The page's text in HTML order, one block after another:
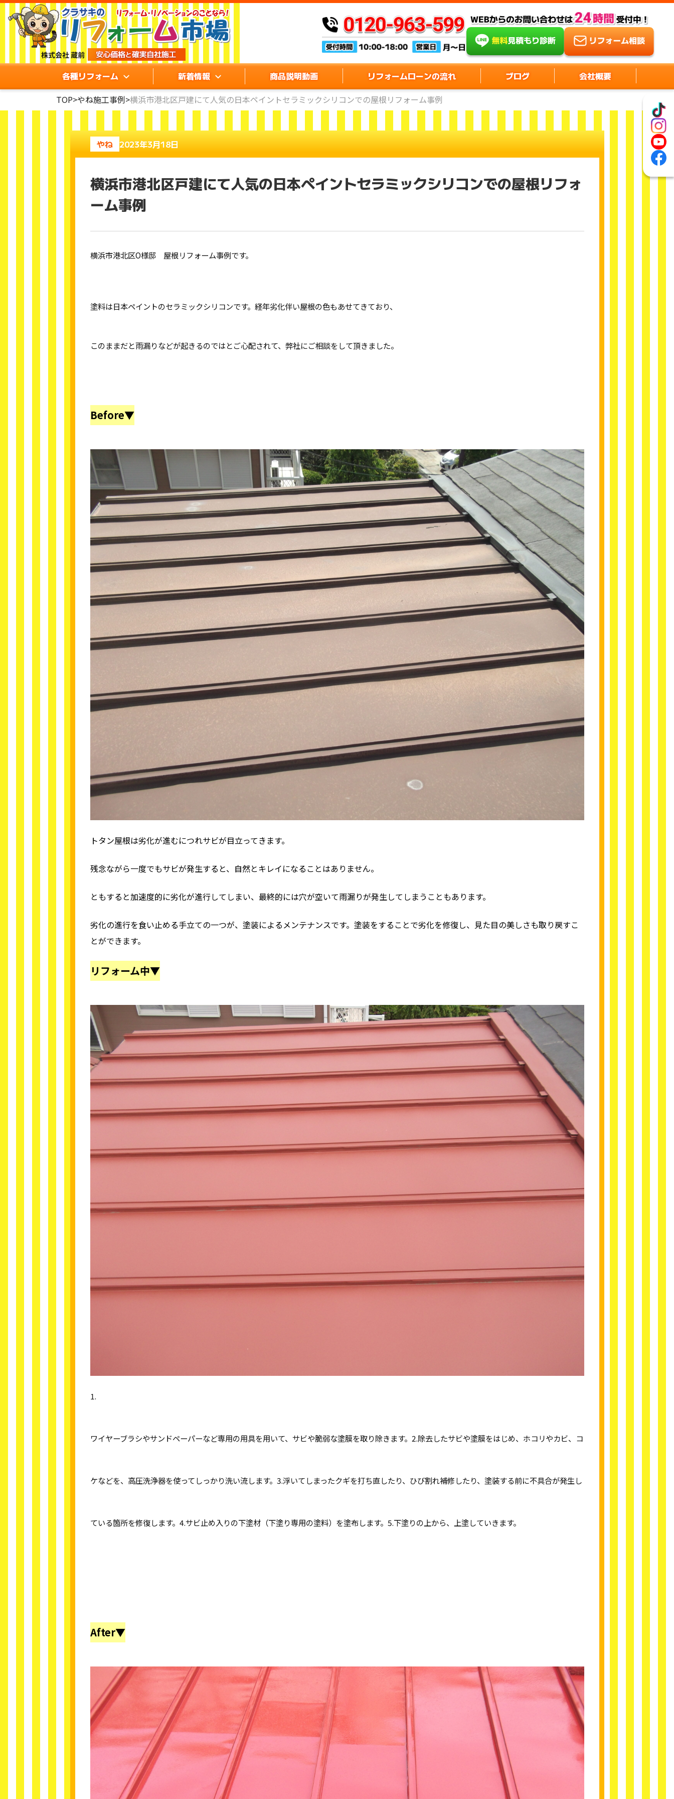
各種リフォーム 新着情報 商品説明動画 リフォームローンの流れ ブログ
会社概要
TOP>やね施工事例>横浜市港北区戸建にて人気の日本ペイントセラミックシリコンでの屋根リフォーム事例
やね 2023年3月18日
横浜市港北区戸建にて人気の日本ペイントセラミックシリコンでの屋根リフォ
ーム事例
横浜市港北区O様邸 屋根リフォーム事例です。
塗料は日本ペイントのセラミックシリコンです。経年劣化伴い屋根の色もあせてきており、
このままだと雨漏りなどが起きるのではとご心配されて、弊社にご相談をして頂きました。
Before▼
トタン屋根は劣化が進むにつれサビが目立ってきます。
残念ながら一度でもサビが発生すると、自然とキレイになることはありません。
ともすると加速度的に劣化が進行してしまい、最終的には穴が空いて雨漏りが発生してしまうこともあります。
劣化の進行を食い止める手立ての一つが、塗装によるメンテナンスです。塗装をすることで劣化を修復し、見た目の美しさも取り戻すこ
とができます。
リフォーム中▼
1.
ワイヤーブラシやサンドペーパーなど専用の用具を用いて、サビや脆弱な塗膜を取り除きます。 2.除去したサビや塗膜をはじめ、ホコリやカビ、コ
ケなどを、高圧洗浄器を使ってしっかり洗い流します。 3.浮いてしまったクギを打ち直したり、ひび割れ補修したり、塗装する前に不具合が発生し
ている箇所を修復します。 4.サビ止め入りの下塗材（下塗り専用の塗料）を塗布します。 5.下塗りの上から、上塗していきます。
After▼